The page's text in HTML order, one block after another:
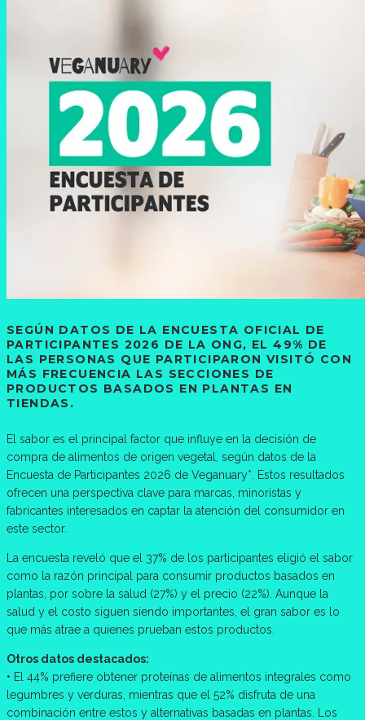
SEGÚN DATOS DE LA ENCUESTA OFICIAL DE
PARTICIPANTES 2026 DE LA ONG, EL 49% DE
LAS PERSONAS QUE PARTICIPARON VISITÓ CON
MÁS FRECUENCIA LAS SECCIONES DE
PRODUCTOS BASADOS EN PLANTAS EN
TIENDAS.
El sabor es el principal factor que influye en la decisión de
compra de alimentos de origen vegetal, según datos de la
Encuesta de Participantes 2026 de Veganuary*. Estos resultados
ofrecen una perspectiva clave para marcas, minoristas y
fabricantes interesados en captar la atención del consumidor en
este sector.
La encuesta reveló que el 37% de los participantes eligió el sabor
como la razón principal para consumir productos basados en
plantas, por sobre la salud (27%) y el precio (22%). Aunque la
salud y el costo siguen siendo importantes, el gran sabor es lo
que más atrae a quienes prueban estos productos.
Otros datos destacados:
• El 44% prefiere obtener proteínas de alimentos integrales como
legumbres y verduras, mientras que el 52% disfruta de una
combinación entre estos y alternativas basadas en plantas. Los